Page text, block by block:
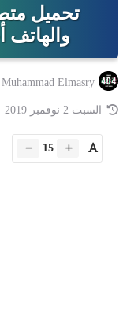
Muhammad Elmasry
السبت 2 نوفمبر 2019
15